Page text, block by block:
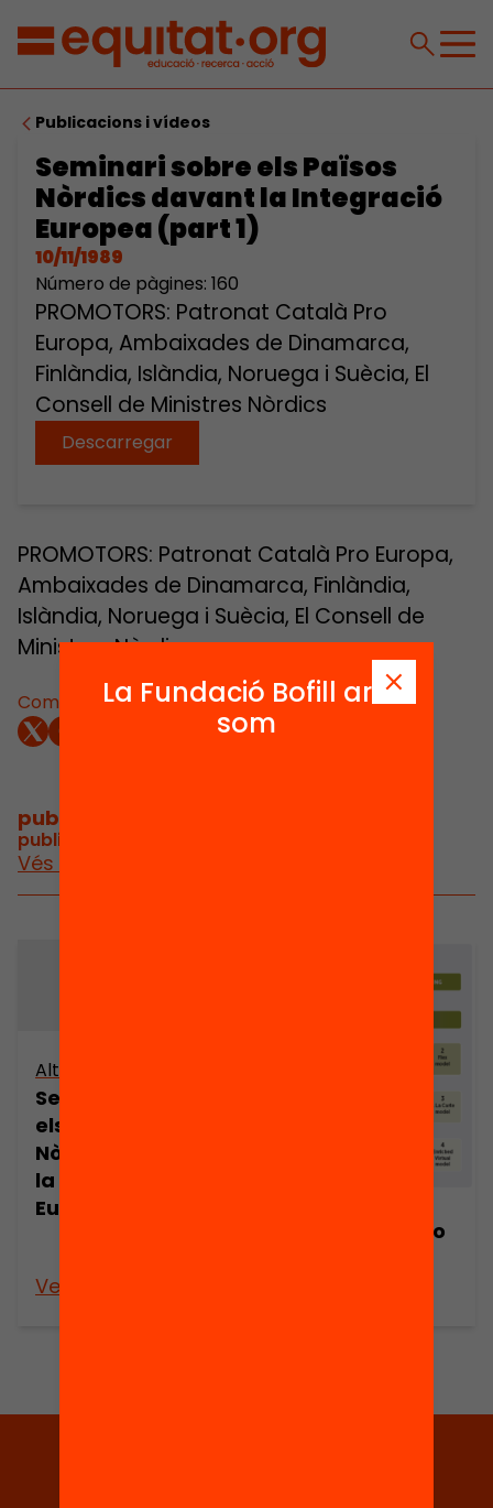
Publicacions i vídeos
Seminari sobre els Països
Nòrdics davant la Integració
Europea (part 1)
10/11/1989
Número de pàgines: 160
PROMOTORS: Patronat Català Pro
Europa, Ambaixades de Dinamarca,
Finlàndia, Islàndia, Noruega i Suècia, El
Consell de Ministres Nòrdics
Descarregar
Comparteix:
PROMOTORS: Patronat Català Pro Europa,
Ambaixades de Dinamarca, Finlàndia,
Islàndia, Noruega i Suècia, El Consell de
Ministres Nòrdics
publicacions i vídeos
publicacions i vídeos relacionats
Vés a publicacions i vídeos
Altres arxius
Seminari sobre
els Països
Nòrdics davant
la Integració
Europea (part 2)
Veure’n més
El modelo sueco
La Fundació Bofill ara
som